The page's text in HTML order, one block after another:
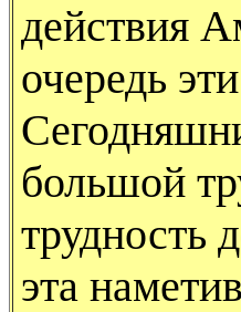
действия
очередь
большой
трудность
эта